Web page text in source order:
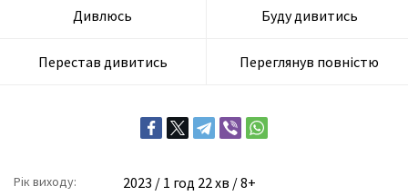
Дивлюсь Буду дивитись
Перестав дивитись Переглянув повністю
Рік виходу: 2023 / 1 год 22 хв / 8+